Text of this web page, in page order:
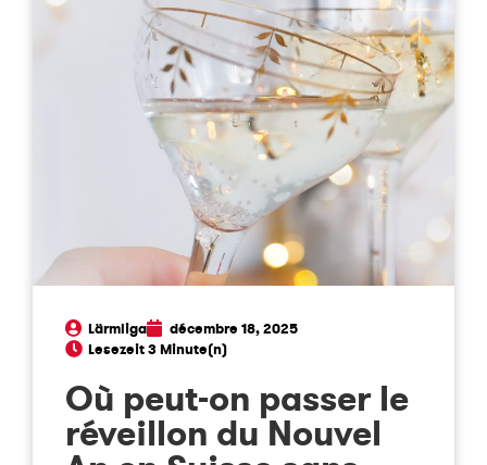
Lärmliga décembre 18, 2025
Où peut-on passer le
réveillon du Nouvel